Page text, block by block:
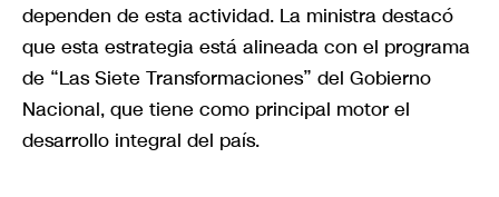
dependen de esta actividad. La ministra destacó
que esta estrategia está alineada con el programa
de “Las Siete Transformaciones” del Gobierno
Nacional, que tiene como principal motor el
desarrollo integral del país.